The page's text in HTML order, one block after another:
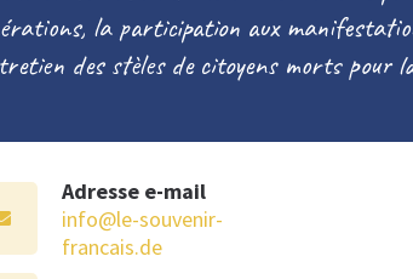
la participation aux
des stèles de citoyens morts pour
Adresse e-mail
info@le-souvenir-
francais.de